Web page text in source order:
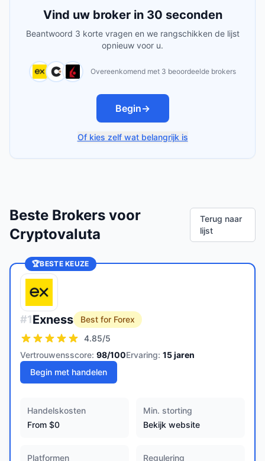
Vind uw broker in 30 seconden
Beantwoord 3 korte vragen en we rangschikken de lijst
opnieuw voor u.
Overeenkomend met 3 beoordeelde brokers
Begin→
Of kies zelf wat belangrijk is
Beste Brokers voor
Cryptovaluta
Terug naar
lijst
🏆BESTE KEUZE
#1Exness
Best for Forex
4.85/5
Vertrouwensscore: 98/100Ervaring: 15jaren
Begin met handelen
Handelskosten
From $0
Min. storting
Bekijk website
Platformen
Regulering